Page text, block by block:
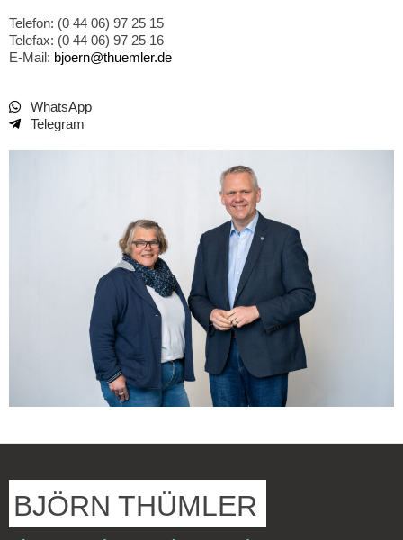
Telefon: (0 44 06) 97 25 15
Telefax: (0 44 06) 97 25 16
E-Mail: bjoern@thuemler.de
WhatsApp
Telegram
BJÖRN THÜMLER